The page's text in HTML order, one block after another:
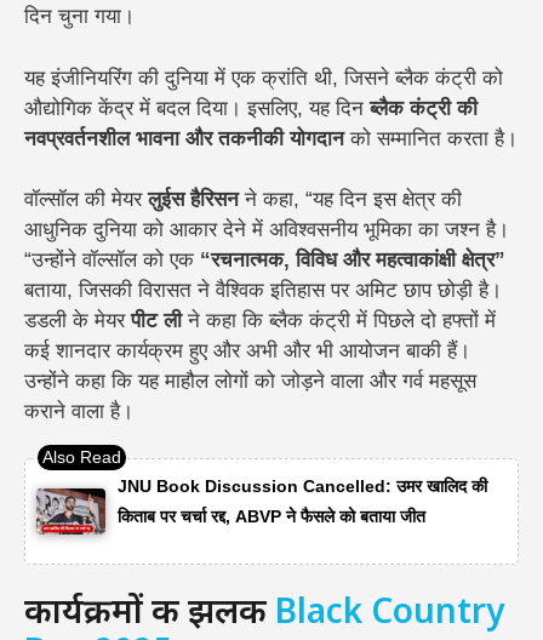
दिन चुना गया।
यह इंजीनियरिंग की दुनिया में एक क्रांति थी, जिसने ब्लैक कंट्री को
औद्योगिक केंद्र में बदल दिया। इसलिए, यह दिनब्लैक कंट्री की
नवप्रवर्तनशील भावना और तकनीकी योगदानको सम्मानित करता है।
वॉल्सॉल की मेयरलुईस हैरिसनने कहा, “यह दिन इस क्षेत्र की
आधुनिक दुनिया को आकार देने में अविश्वसनीय भूमिका का जश्न है।
“उन्होंने वॉल्सॉल को एक “रचनात्मक, विविध और महत्वाकांक्षी क्षेत्र”
बताया, जिसकी विरासत ने वैश्विक इतिहास पर अमिट छाप छोड़ी है।
डडली के मेयरपीट लीने कहा कि ब्लैक कंट्री में पिछले दो हफ्तों में
कई शानदार कार्यक्रम हुए और अभी और भी आयोजन बाकी हैं।
उन्होंने कहा कि यह माहौल लोगों को जोड़ने वाला और गर्व महसूस
कराने वाला है।
JNU Book Discussion Cancelled: उमर खालिद की
किताब पर चर्चा रद्द, ABVP ने फैसले को बताया जीत
कार्यक्रमों की झलक Black Country